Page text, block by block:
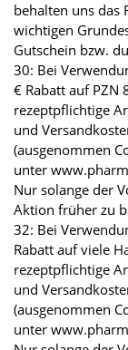
behalten uns das
wichtigen
Gutschein bzw.
30: Bei
€ Rabatt auf PZN
rezeptpflichtige
und
(ausgenommen
unter
Nur solange der
Aktion früher zu
32: Bei
Rabatt auf viele
rezeptpflichtige
und
(ausgenommen
unter